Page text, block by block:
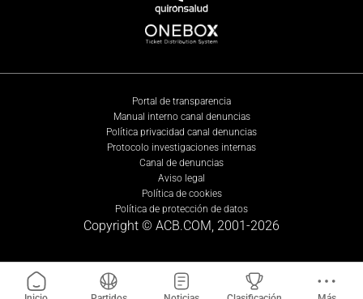
Portal de transparencia
Manual interno canal denuncias
Política privacidad canal denuncias
Protocolo investigaciones internas
Canal de denuncias
Aviso legal
Política de cookies
Política de protección de datos
Copyright © ACB.COM, 2001-2026